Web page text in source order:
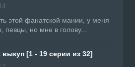
этой фанатской мании, у меня
певцы, но мне в голову...
выкуп [1 - 19 серии из 32]